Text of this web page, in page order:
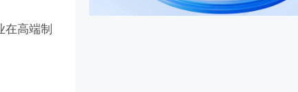
在高端制